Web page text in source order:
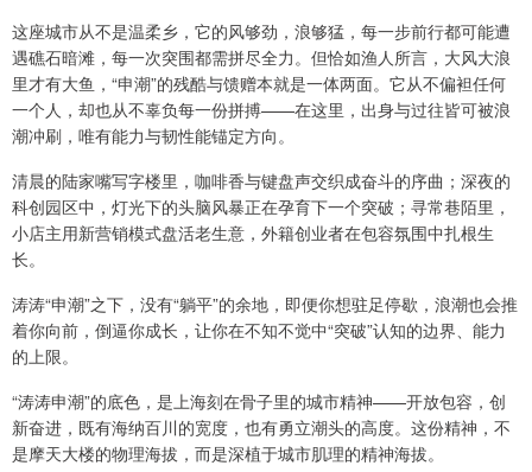
这座城市从不是温柔乡，它的风够劲，浪够猛，每一步前行都可能遭
遇礁石暗滩，每一次突围都需拼尽全力。但恰如渔人所言，大风大浪
里才有大鱼，“申潮”的残酷与馈赠本就是一体两面。它从不偏袒任何
一个人，却也从不辜负每一份拼搏——在这里，出身与过往皆可被浪
潮冲刷，唯有能力与韧性能锚定方向。
清晨的陆家嘴写字楼里，咖啡香与键盘声交织成奋斗的序曲；深夜的
科创园区中，灯光下的头脑风暴正在孕育下一个突破；寻常巷陌里，
小店主用新营销模式盘活老生意，外籍创业者在包容氛围中扎根生
长。
涛涛“申潮”之下，没有“躺平”的余地，即便你想驻足停歇，浪潮也会推
着你向前，倒逼你成长，让你在不知不觉中“突破”认知的边界、能力
的上限。
“涛涛申潮”的底色，是上海刻在骨子里的城市精神——开放包容，创
新奋进，既有海纳百川的宽度，也有勇立潮头的高度。这份精神，不
是摩天大楼的物理海拔，而是深植于城市肌理的精神海拔。